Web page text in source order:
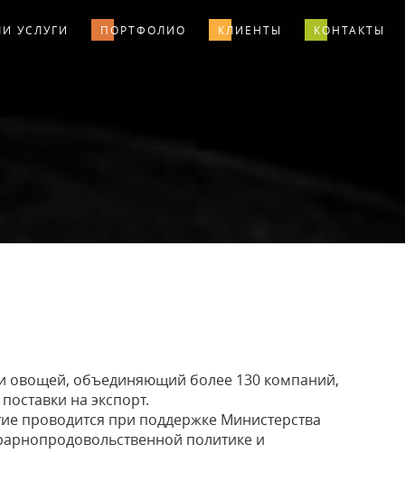
УСЛУГИ ПОРТФОЛИО КЛИЕНТЫ КОНТАКТЫ
овощей, объединяющий более 130 компаний,
на экспорт.
проводится при поддержке Министерства
политике и